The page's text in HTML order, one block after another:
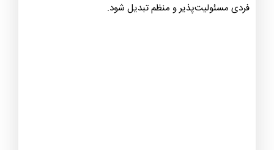
فردی مسئولیت‌پذیر و منظم تبدیل شود.